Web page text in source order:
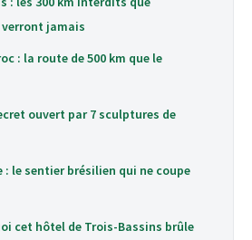
verront jamais
: la route de 500 km que le
ouvert par 7 sculptures de
: le sentier brésilien qui ne coupe
cet hôtel de Trois-Bassins brûle